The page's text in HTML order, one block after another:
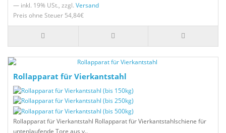
— inkl. 19% USt., zzgl. Versand
Preis ohne Steuer 54,84€
Rollapparat für Vierkantstahl
Rollapparat für Vierkantstahl Rollapparat für Vierkantstahlschiene für